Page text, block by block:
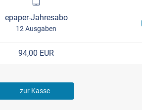
epaper-Jahresabo
12 Ausgaben
94,00 EUR
zur Kasse